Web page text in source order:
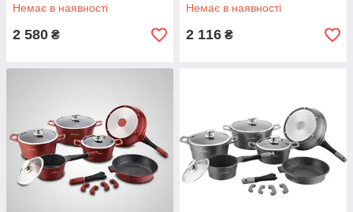
Немає в наявності
2 580 ₴
Немає в наявності
2 116 ₴